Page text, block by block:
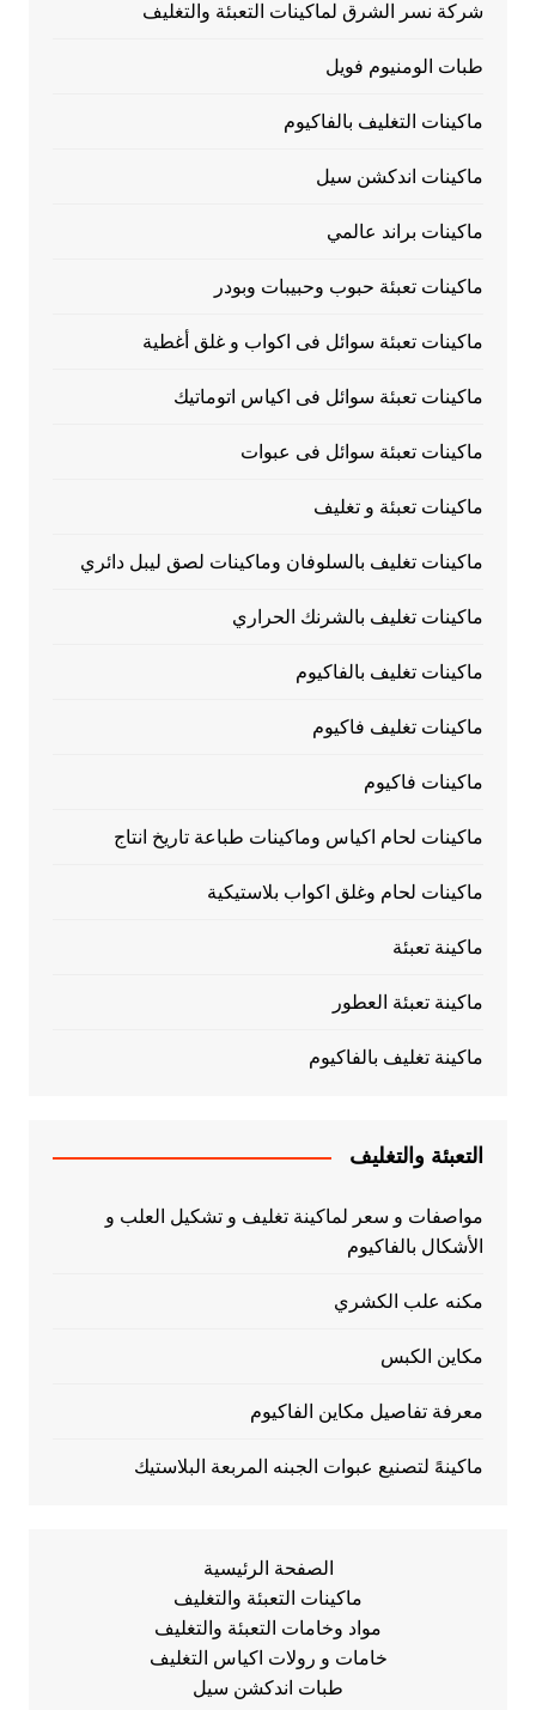
شركة نسر الشرق لماكينات التعبئة والتغليف
طبات الومنيوم فويل
ماكينات التغليف بالفاكيوم
ماكينات اندكشن سيل
ماكينات براند عالمي
ماكينات تعبئة حبوب وحبيبات وبودر
ماكينات تعبئة سوائل فى اكواب و غلق أغطية
ماكينات تعبئة سوائل فى اكياس اتوماتيك
ماكينات تعبئة سوائل فى عبوات
ماكينات تعبئة و تغليف
ماكينات تغليف بالسلوفان وماكينات لصق ليبل دائري
ماكينات تغليف بالشرنك الحراري
ماكينات تغليف بالفاكيوم
ماكينات تغليف فاكيوم
ماكينات فاكيوم
ماكينات لحام اكياس وماكينات طباعة تاريخ انتاج
ماكينات لحام وغلق اكواب بلاستيكية
ماكينة تعبئة
ماكينة تعبئة العطور
ماكينة تغليف بالفاكيوم
التعبئة والتغليف
مواصفات و سعر لماكينة تغليف و تشكيل العلب و
الأشكال بالفاكيوم
مكنه علب الكشري
مكاين الكبس
معرفة تفاصيل مكاين الفاكيوم
ماكينهً لتصنيع عبوات الجبنه المربعة البلاستيك
الصفحة الرئيسية
ماكينات التعبئة والتغليف
مواد وخامات التعبئة والتغليف
خامات و رولات اكياس التغليف
طبات اندكشن سيل